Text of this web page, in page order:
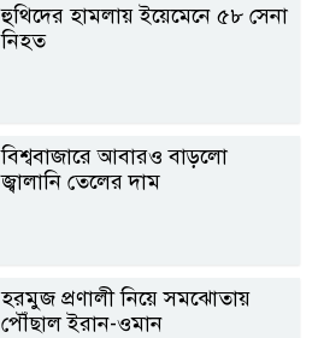
হুথিদের হামলায় ইয়েমেনে ৫৮ সেনা
নিহত
বিশ্ববাজারে আবারও বাড়লো
জ্বালানি তেলের দাম
হরমুজ প্রণালী নিয়ে সমঝোতায়
পৌঁছাল ইরান-ওমান